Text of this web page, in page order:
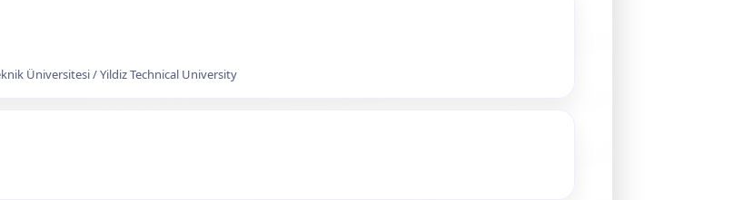
Üniversitesi / Yildiz Technical University